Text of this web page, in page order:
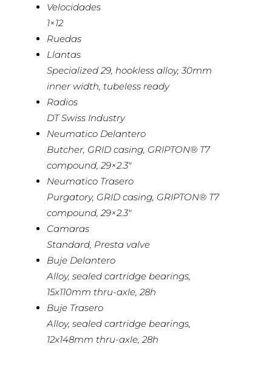
Velocidades
1×12
Ruedas
Llantas
Specialized 29, hookless alloy, 30mm
inner width, tubeless ready
Radios
DT Swiss Industry
Neumatico Delantero
Butcher, GRID casing, GRIPTON® T7
compound, 29×2.3″
Neumatico Trasero
Purgatory, GRID casing, GRIPTON® T7
compound, 29×2.3″
Camaras
Standard, Presta valve
Buje Delantero
Alloy, sealed cartridge bearings,
15x110mm thru-axle, 28h
Buje Trasero
Alloy, sealed cartridge bearings,
12x148mm thru-axle, 28h